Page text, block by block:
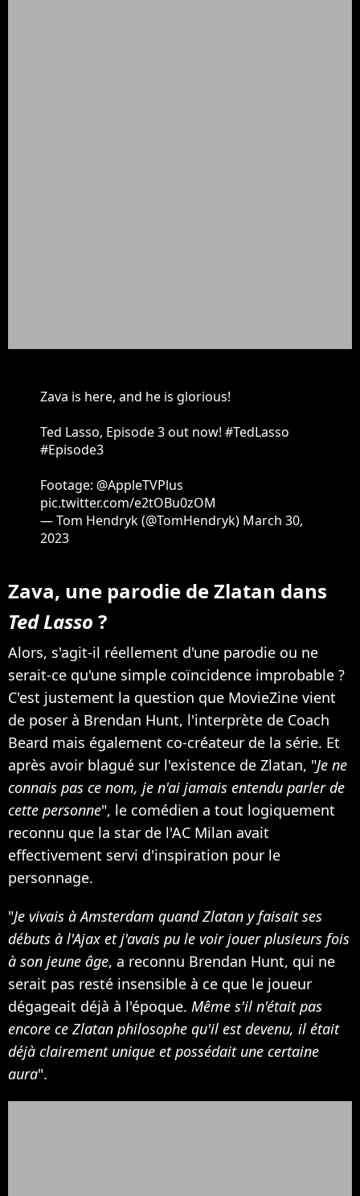
Zava is here, and he is glorious!
Ted Lasso, Episode 3 out now! #TedLasso
#Episode3
Footage: @AppleTVPlus
pic.twitter.com/e2tOBu0zOM
— Tom Hendryk (@TomHendryk) March 30,
2023
Zava, une parodie de Zlatan dans
Ted Lasso ?
Alors, s'agit-il réellement d'une parodie ou ne
serait-ce qu'une simple coïncidence improbable ?
C'est justement la question que MovieZine vient
de poser à Brendan Hunt, l'interprète de Coach
Beard mais également co-créateur de la série. Et
après avoir blagué sur l'existence de Zlatan, "Je ne
connais pas ce nom, je n'ai jamais entendu parler de
cette personne", le comédien a tout logiquement
reconnu que la star de l'AC Milan avait
effectivement servi d'inspiration pour le
personnage.
"Je vivais à Amsterdam quand Zlatan y faisait ses
débuts à l'Ajax et j'avais pu le voir jouer plusieurs fois
à son jeune âge, a reconnu Brendan Hunt, qui ne
serait pas resté insensible à ce que le joueur
dégageait déjà à l'époque. Même s'il n'était pas
encore ce Zlatan philosophe qu'il est devenu, il était
déjà clairement unique et possédait une certaine
aura".